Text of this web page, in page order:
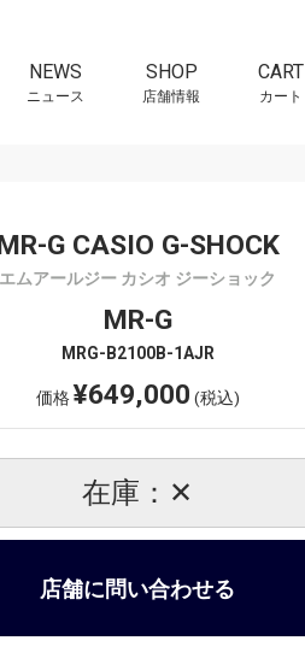
NEWS
ニュース
SHOP
店舗情報
CART
カート
G CASIO G-SHOCK
エムアールジー カシオ ジーショック
MR-G
MRG-B2100B-1AJR
価格¥649,000 (税込)
在庫：✕
店舗に問い合わせる